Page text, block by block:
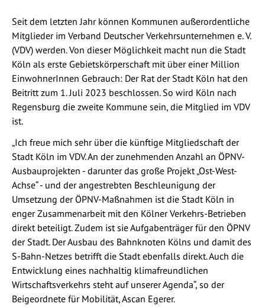
Seit dem letzten Jahr können Kommunen außerordentliche
Mitglieder im Verband Deutscher Verkehrsunternehmen e. V.
(VDV) werden. Von dieser Möglichkeit macht nun die Stadt
Köln als erste Gebietskörperschaft mit über einer Million
EinwohnerInnen Gebrauch: Der Rat der Stadt Köln hat den
Beitritt zum 1. Juli 2023 beschlossen. So wird Köln nach
Regensburg die zweite Kommune sein, die Mitglied im VDV
ist.
„Ich freue mich sehr über die künftige Mitgliedschaft der
Stadt Köln im VDV. An der zunehmenden Anzahl an ÖPNV-
Ausbauprojekten - darunter das große Projekt „Ost-West-
Achse“ - und der angestrebten Beschleunigung der
Umsetzung der ÖPNV-Maßnahmen ist die Stadt Köln in
enger Zusammenarbeit mit den Kölner Verkehrs-Betrieben
direkt beteiligt. Zudem ist sie Aufgabenträger für den ÖPNV
der Stadt. Der Ausbau des Bahnknoten Kölns und damit des
S-Bahn-Netzes betrifft die Stadt ebenfalls direkt. Auch die
Entwicklung eines nachhaltig klimafreundlichen
Wirtschaftsverkehrs steht auf unserer Agenda“, so der
Beigeordnete für Mobilität, Ascan Egerer.